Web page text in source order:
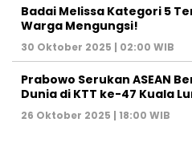
Badai Melissa Kategori 5
Warga Mengungsi!
30 Oktober 2025 | 02:00 WIB
Prabowo Serukan ASEAN
Dunia di KTT ke-47 Kuala
26 Oktober 2025 | 18:00 WIB